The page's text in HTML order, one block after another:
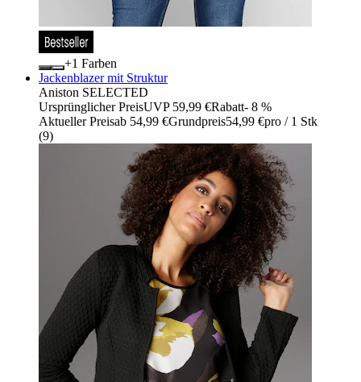
+
Farben
Jackenblazer mit Struktur
Aniston SELECTED
Ursprünglicher PreisUVP 59,99 €Rabatt- 8 %
Aktueller Preisab 54,99 €Grundpreis54,99 €pro / 1 Stk
(9)